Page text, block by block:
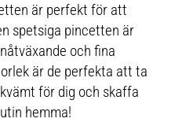
är perfekt för att
spetsiga pincetten är
och fina
är de perfekta att ta
för dig och skaffa
hemma!